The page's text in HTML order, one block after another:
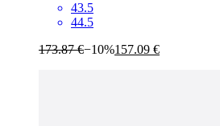
43.5
44.5
173.87 €−10%157.09 €